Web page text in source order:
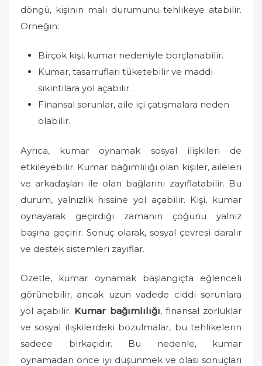
döngü, kişinin mali durumunu tehlikeye atabilir.
Örneğin:
Birçok kişi, kumar nedeniyle borçlanabilir.
Kumar, tasarrufları tüketebilir ve maddi
sıkıntılara yol açabilir.
Finansal sorunlar, aile içi çatışmalara neden
olabilir.
Ayrıca, kumar oynamak sosyal ilişkileri de
etkileyebilir. Kumar bağımlılığı olan kişiler, aileleri
ve arkadaşları ile olan bağlarını zayıflatabilir. Bu
durum, yalnızlık hissine yol açabilir. Kişi, kumar
oynayarak geçirdiği zamanın çoğunu yalnız
başına geçirir. Sonuç olarak, sosyal çevresi daralır
ve destek sistemleri zayıflar.
Özetle, kumar oynamak başlangıçta eğlenceli
görünebilir, ancak uzun vadede ciddi sorunlara
yol açabilir. Kumar bağımlılığı, finansal zorluklar
ve sosyal ilişkilerdeki bozulmalar, bu tehlikelerin
sadece birkaçıdır. Bu nedenle, kumar
oynamadan önce iyi düşünmek ve olası sonuçları